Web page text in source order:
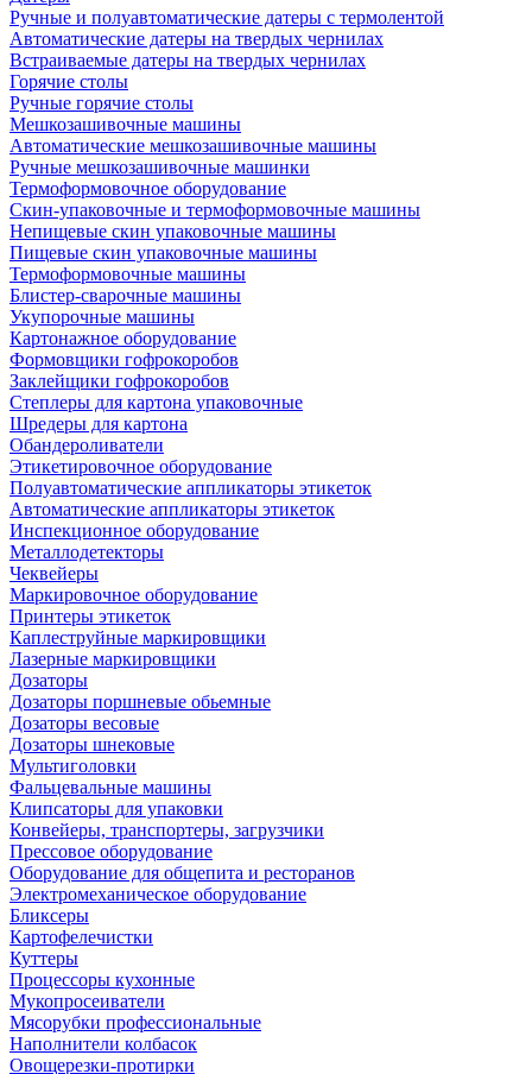
Ручные и полуавтоматические датеры с термолентой
Автоматические датеры на твердых чернилах
Встраиваемые датеры на твердых чернилах
Горячие столы
Ручные горячие столы
Мешкозашивочные машины
Автоматические мешкозашивочные машины
Ручные мешкозашивочные машинки
Термоформовочное оборудование
Скин-упаковочные и термоформовочные машины
Непищевые скин упаковочные машины
Пищевые скин упаковочные машины
Термоформовочные машины
Блистер-сварочные машины
Укупорочные машины
Картонажное оборудование
Формовщики гофрокоробов
Заклейщики гофрокоробов
Степлеры для картона упаковочные
Шредеры для картона
Обандероливатели
Этикетировочное оборудование
Полуавтоматические аппликаторы этикеток
Автоматические аппликаторы этикеток
Инспекционное оборудование
Металлодетекторы
Чеквейеры
Маркировочное оборудование
Принтеры этикеток
Каплеструйные маркировщики
Лазерные маркировщики
Дозаторы
Дозаторы поршневые обьемные
Дозаторы весовые
Дозаторы шнековые
Мультиголовки
Фальцевальные машины
Клипсаторы для упаковки
Конвейеры, транспортеры, загрузчики
Прессовое оборудование
Оборудование для общепита и ресторанов
Электромеханическое оборудование
Бликсеры
Картофелечистки
Куттеры
Процессоры кухонные
Мукопросеиватели
Мясорубки профессиональные
Наполнители колбасок
Овощерезки-протирки